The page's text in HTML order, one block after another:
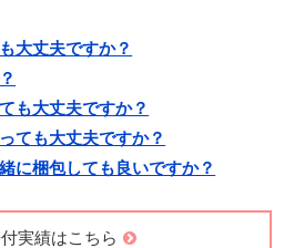
大丈夫ですか？
も大丈夫ですか？
ても大丈夫ですか？
に梱包しても良いですか？
実績はこちら